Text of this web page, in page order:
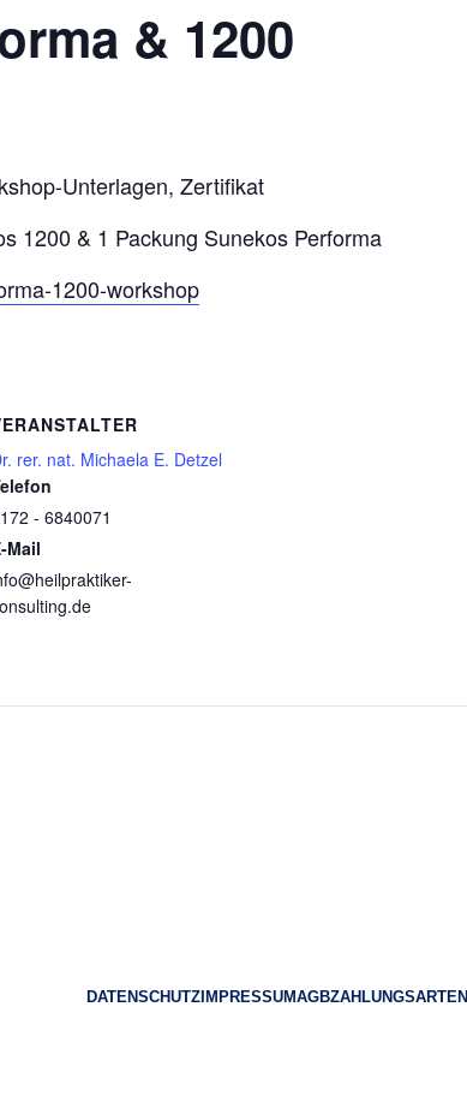
& 1200
Unterlagen, Zertifikat
1200 & 1 Packung Sunekos Performa
1200-workshop
rer. nat. Michaela E. Detzel
- 6840071
Mail
DATENSCHUTZ IMPRESSUMAGBZAHLUNGSARTEN